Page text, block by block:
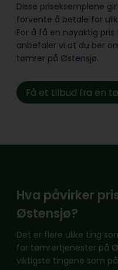
Disse priseksemplene
forvente å betale for
For å få en nøyaktig
anbefaler vi at du ber
tømrer på Østensjø.
Få et tilbud fra en
Hva påvirker
Østensjø?
Det er flere ulike ting
for tømrertjenester på
viktigste tingene som